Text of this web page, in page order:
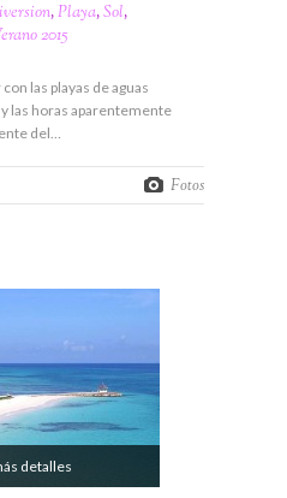
,Playa,Sol,
2015
las playas de aguas
las horas aparentemente
del…
Fotos
detalles